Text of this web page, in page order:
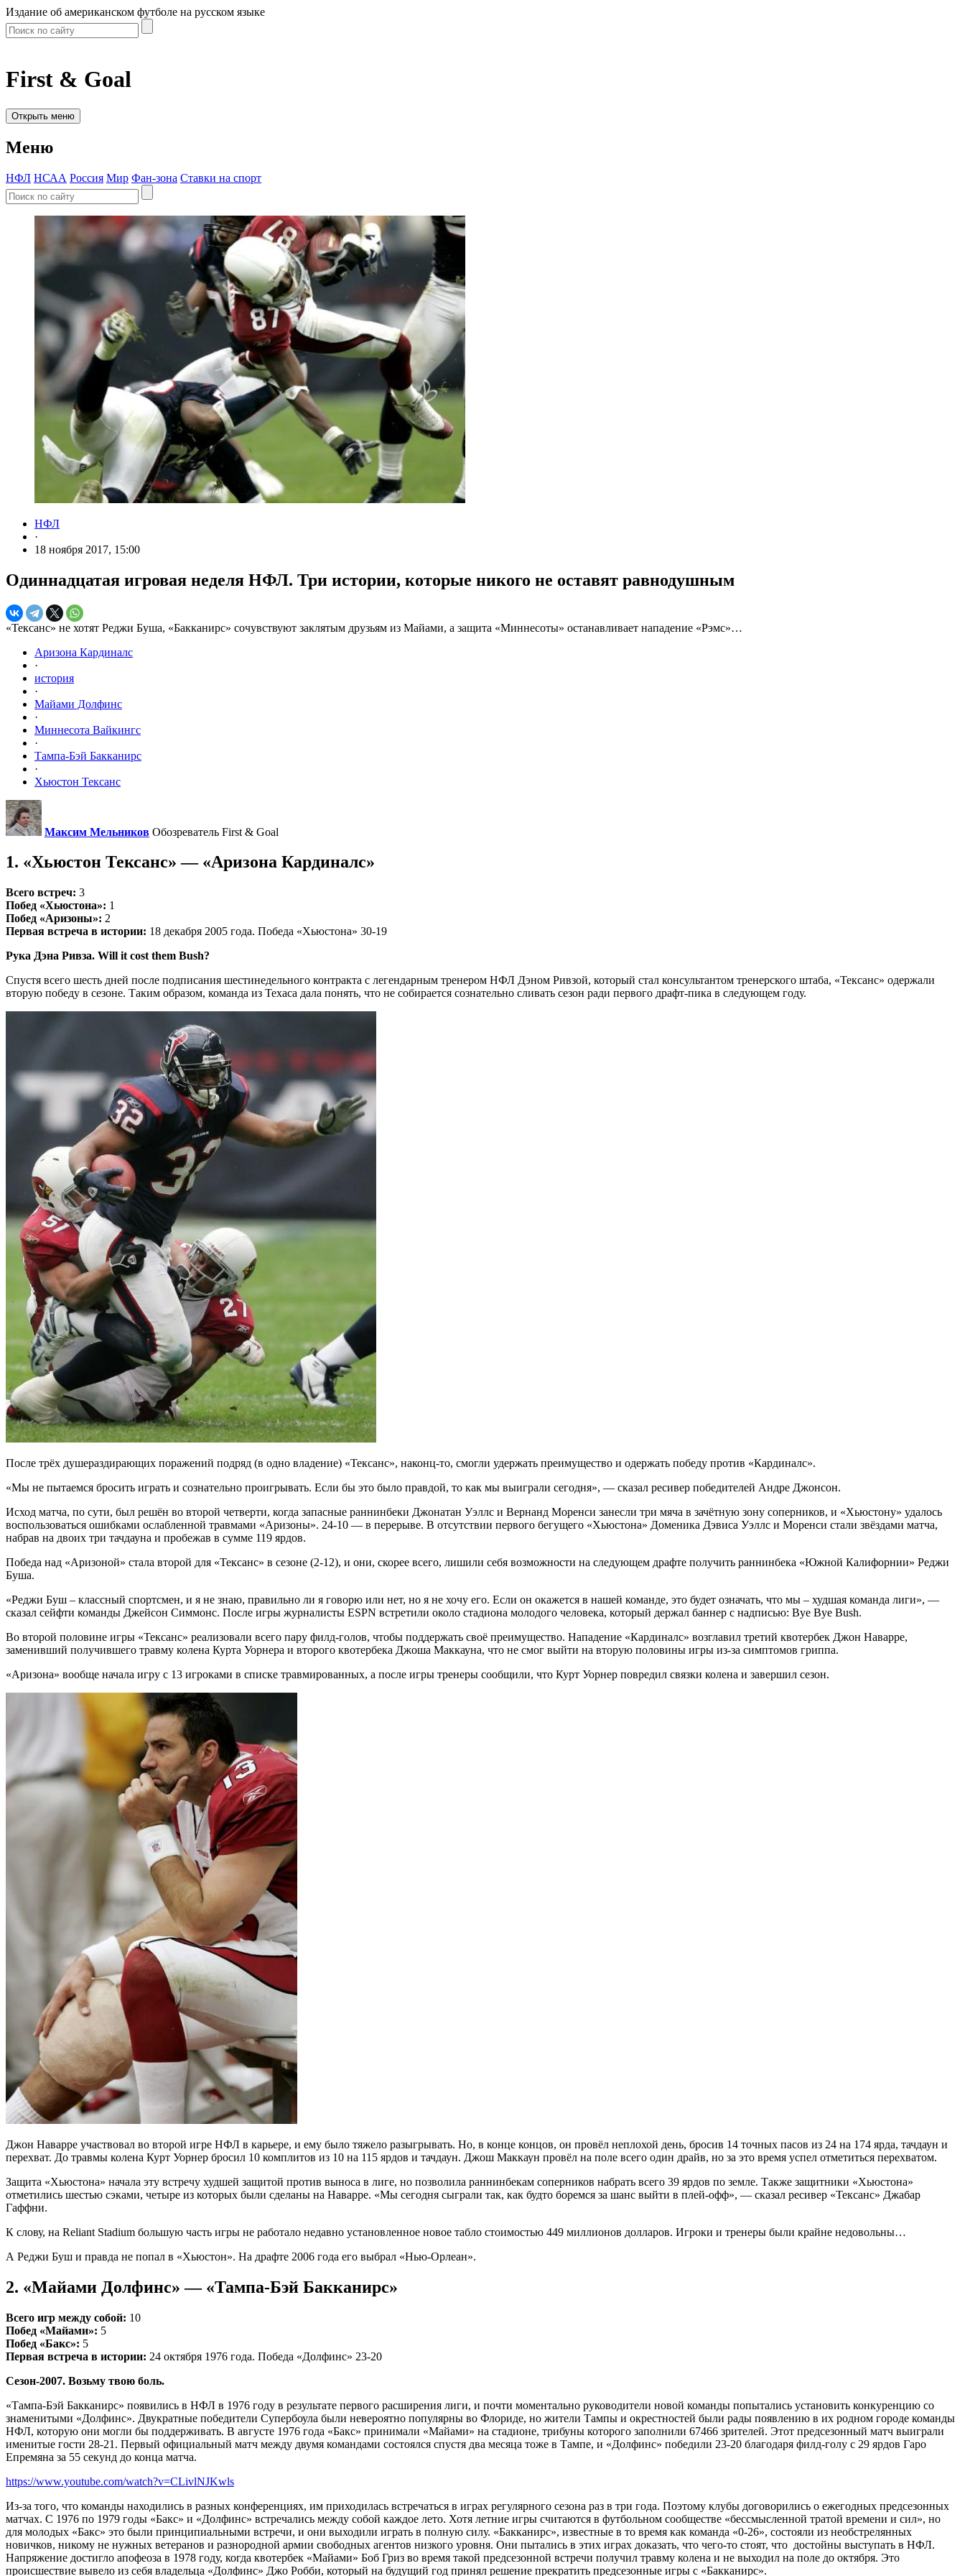
Издание об американском футболе на русском языке
First & Goal
Открыть меню
Меню
НФЛ НСАА Россия Мир Фан-зона Ставки на спорт
НФЛ
·
18 ноября 2017, 15:00
Одиннадцатая игровая неделя НФЛ. Три истории, которые никого не оставят равнодушным
«Тексанс» не хотят Реджи Буша, «Бакканирс» сочувствуют заклятым друзьям из Майами, а защита «Миннесоты» останавливает нападение «Рэмс»…
Аризона Кардиналс
·
история
·
Майами Долфинс
·
Миннесота Вайкингс
·
Тампа-Бэй Бакканирс
·
Хьюстон Тексанс
Максим Мельников Обозреватель First & Goal
1. «Хьюстон Тексанс» — «Аризона Кардиналс»
Всего встреч: 3
Побед «Хьюстона»: 1
Побед «Аризоны»: 2
Первая встреча в истории: 18 декабря 2005 года. Победа «Хьюстона» 30-19
Рука Дэна Ривза. Will it cost them Bush?
Спустя всего шесть дней после подписания шестинедельного контракта с легендарным тренером НФЛ Дэном Ривзой, который стал консультантом тренерского штаба, «Тексанс» одержали
вторую победу в сезоне. Таким образом, команда из Техаса дала понять, что не собирается сознательно сливать сезон ради первого драфт-пика в следующем году.
После трёх душераздирающих поражений подряд (в одно владение) «Тексанс», наконц-то, смогли удержать преимущество и одержать победу против «Кардиналс».
«Мы не пытаемся бросить играть и сознательно проигрывать. Если бы это было правдой, то как мы выиграли сегодня», — сказал ресивер победителей Андре Джонсон.
Исход матча, по сути, был решён во второй четверти, когда запасные раннинбеки Джонатан Уэллс и Вернанд Моренси занесли три мяча в зачётную зону соперников, и «Хьюстону» удалось
воспользоваться ошибками ослабленной травмами «Аризоны». 24-10 — в перерыве. В отсутствии первого бегущего «Хьюстона» Доменика Дэвиса Уэллс и Моренси стали звёздами матча,
набрав на двоих три тачдауна и пробежав в сумме 119 ярдов.
Победа над «Аризоной» стала второй для «Тексанс» в сезоне (2-12), и они, скорее всего, лишили себя возможности на следующем драфте получить раннинбека «Южной Калифорнии» Реджи
Буша.
«Реджи Буш – классный спортсмен, и я не знаю, правильно ли я говорю или нет, но я не хочу его. Если он окажется в нашей команде, это будет означать, что мы – худшая команда лиги», —
сказал сейфти команды Джейсон Симмонс. После игры журналисты ESPN встретили около стадиона молодого человека, который держал баннер с надписью: Bye Bye Bush.
Во второй половине игры «Тексанс» реализовали всего пару филд-голов, чтобы поддержать своё преимущество. Нападение «Кардиналс» возглавил третий квотербек Джон Наварре,
заменивший получившего травму колена Курта Уорнера и второго квотербека Джоша Маккауна, что не смог выйти на вторую половины игры из-за симптомов гриппа.
«Аризона» вообще начала игру с 13 игроками в списке травмированных, а после игры тренеры сообщили, что Курт Уорнер повредил связки колена и завершил сезон.
Джон Наварре участвовал во второй игре НФЛ в карьере, и ему было тяжело разыгрывать. Но, в конце концов, он провёл неплохой день, бросив 14 точных пасов из 24 на 174 ярда, тачдаун и
перехват. До травмы колена Курт Уорнер бросил 10 комплитов из 10 на 115 ярдов и тачдаун. Джош Маккаун провёл на поле всего один драйв, но за это время успел отметиться перехватом.
Защита «Хьюстона» начала эту встречу худшей защитой против выноса в лиге, но позволила раннинбекам соперников набрать всего 39 ярдов по земле. Также защитники «Хьюстона»
отметились шестью сэками, четыре из которых были сделаны на Наварре. «Мы сегодня сыграли так, как будто боремся за шанс выйти в плей-офф», — сказал ресивер «Тексанс» Джабар
Гаффни.
К слову, на Reliant Stadium большую часть игры не работало недавно установленное новое табло стоимостью 449 миллионов долларов. Игроки и тренеры были крайне недовольны…
А Реджи Буш и правда не попал в «Хьюстон». На драфте 2006 года его выбрал «Нью-Орлеан».
2. «Майами Долфинс» — «Тампа-Бэй Бакканирс»
Всего игр между собой: 10
Побед «Майами»: 5
Побед «Бакс»: 5
Первая встреча в истории: 24 октября 1976 года. Победа «Долфинс» 23-20
Сезон-2007. Возьму твою боль.
«Тампа-Бэй Бакканирс» появились в НФЛ в 1976 году в результате первого расширения лиги, и почти моментально руководители новой команды попытались установить конкуренцию со
знаменитыми «Долфинс». Двукратные победители Супербоула были невероятно популярны во Флориде, но жители Тампы и окрестностей были рады появлению в их родном городе команды
НФЛ, которую они могли бы поддерживать. В августе 1976 года «Бакс» принимали «Майами» на стадионе, трибуны которого заполнили 67466 зрителей. Этот предсезонный матч выиграли
именитые гости 28-21. Первый официальный матч между двумя командами состоялся спустя два месяца тоже в Тампе, и «Долфинс» победили 23-20 благодаря филд-голу с 29 ярдов Гаро
Епремяна за 55 секунд до конца матча.
https://www.youtube.com/watch?v=CLivlNJKwls
Из-за того, что команды находились в разных конференциях, им приходилась встречаться в играх регулярного сезона раз в три года. Поэтому клубы договорились о ежегодных предсезонных
матчах. С 1976 по 1979 годы «Бакс» и «Долфинс» встречались между собой каждое лето. Хотя летние игры считаются в футбольном сообществе «бессмысленной тратой времени и сил», но
для молодых «Бакс» это были принципиальными встречи, и они выходили играть в полную силу. «Бакканирс», известные в то время как команда «0-26», состояли из необстрелянных
новичков, никому не нужных ветеранов и разнородной армии свободных агентов низкого уровня. Они пытались в этих играх доказать, что чего-то стоят, что достойны выступать в НФЛ.
Напряжение достигло апофеоза в 1978 году, когда квотербек «Майами» Боб Гриз во время такой предсезонной встречи получил травму колена и не выходил на поле до октября. Это
происшествие вывело из себя владельца «Долфинс» Джо Робби, который на будущий год принял решение прекратить предсезонные игры с «Бакканирс».